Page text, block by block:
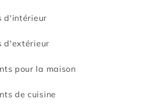
d'intérieur
d'extérieur
pour la maison
de cuisine